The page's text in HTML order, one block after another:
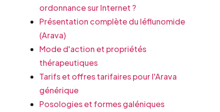
ordonnance sur Internet ?
Présentation complète du léflunomide
(Arava)
Mode d'action et propriétés
thérapeutiques
Tarifs et offres tarifaires pour l'Arava
générique
Posologies et formes galéniques